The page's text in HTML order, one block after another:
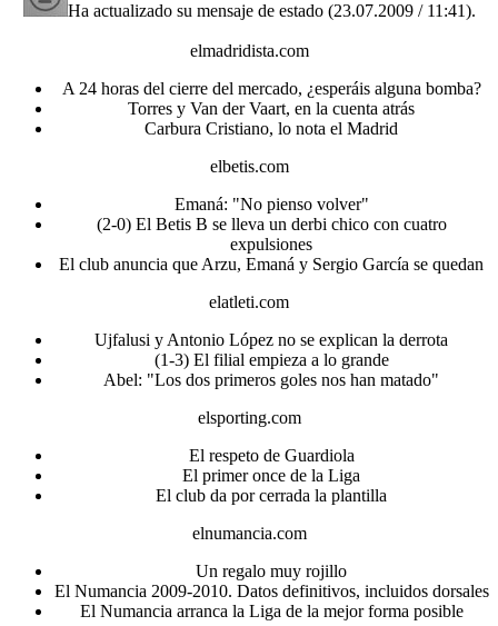
Ha actualizado su mensaje de estado (23.07.2009 / 11:41).
elmadridista.com
A 24 horas del cierre del mercado, ¿esperáis alguna bomba?
Torres y Van der Vaart, en la cuenta atrás
Carbura Cristiano, lo nota el Madrid
elbetis.com
Emaná: "No pienso volver"
(2-0) El Betis B se lleva un derbi chico con cuatro
expulsiones
El club anuncia que Arzu, Emaná y Sergio García se quedan
elatleti.com
Ujfalusi y Antonio López no se explican la derrota
(1-3) El filial empieza a lo grande
Abel: "Los dos primeros goles nos han matado"
elsporting.com
El respeto de Guardiola
El primer once de la Liga
El club da por cerrada la plantilla
elnumancia.com
Un regalo muy rojillo
El Numancia 2009-2010. Datos definitivos, incluidos dorsales
El Numancia arranca la Liga de la mejor forma posible